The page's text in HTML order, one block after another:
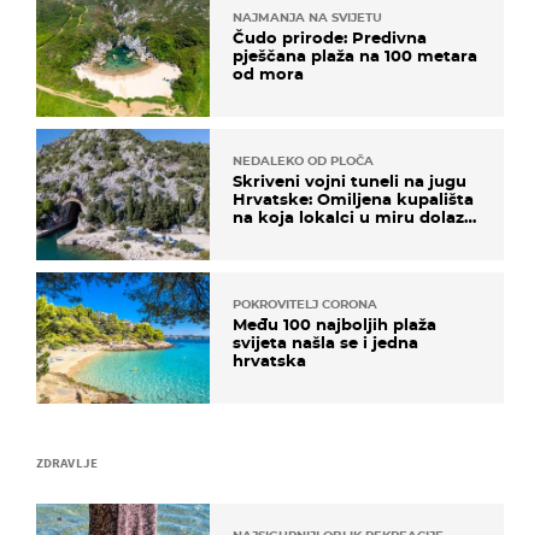
ZDRAVLJE
NAJMANJA NA SVIJETU
Čudo prirode: Predivna
pješčana plaža na 100 metara
od mora
NEDALEKO OD PLOČA
Skriveni vojni tuneli na jugu
Hrvatske: Omiljena kupališta
na koja lokalci u miru dolaze
POKROVITELJ CORONA
Među 100 najboljih plaža
svijeta našla se i jedna
hrvatska